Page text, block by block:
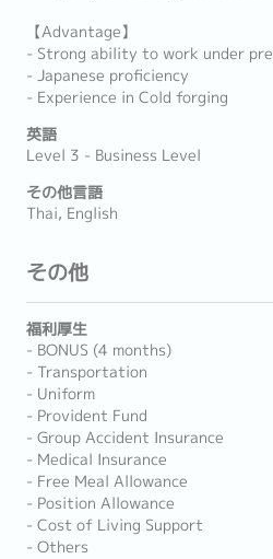
【Advantage】
- Strong ability to work under
- Japanese proficiency
- Experience in Cold forging
英語
Level 3 - Business Level
その他言語
Thai, English
その他
福利厚生
- BONUS (4 months)
- Transportation
- Uniform
- Provident Fund
- Group Accident Insurance
- Medical Insurance
- Free Meal Allowance
- Position Allowance
- Cost of Living Support
- Others